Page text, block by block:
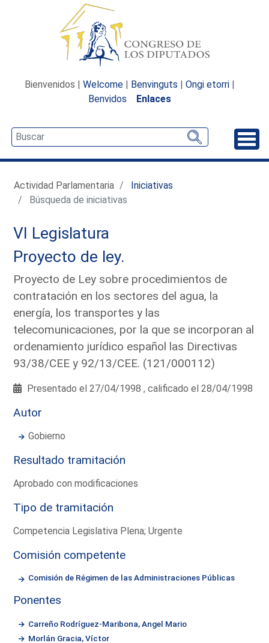
Bienvenidos | Welcome | Benvinguts | Ongi etorri |
Benvidos
Enlaces
Actividad Parlamentaria
Iniciativas
Búsqueda de iniciativas
VI Legislatura
Proyecto de ley.
Proyecto de Ley sobre procedimientos de
contratación en los sectores del agua, la
energía, los transportes y las
telecomunicaciones, por la que se incorporan al
ordenamiento jurídico español las Directivas
93/38/CEE y 92/13/CEE. (121/000112)
Presentado el 27/04/1998 , calificado el 28/04/1998
Autor
Gobierno
Resultado tramitación
Aprobado con modificaciones
Tipo de tramitación
Competencia Legislativa Plena; Urgente
Comisión competente
Comisión de Régimen de las Administraciones Públicas
Ponentes
Carreño Rodríguez-Maribona, Angel Mario
Morlán Gracia, Víctor